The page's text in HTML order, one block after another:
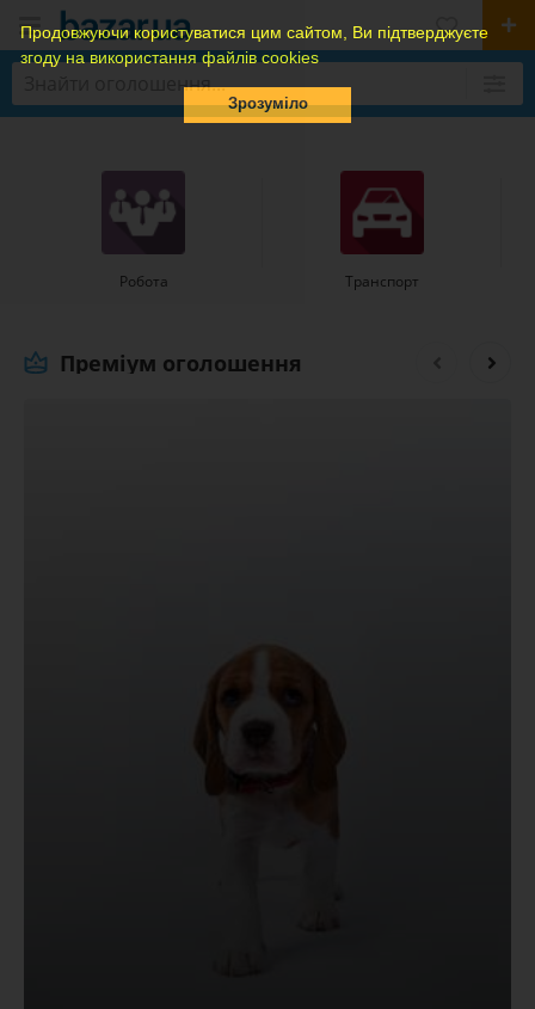
Продовжуючи користуватися цим сайтом, Ви підтверджуєте
згоду на використання файлів cookies
Зрозуміло
Робота Транспорт
Преміум оголошення